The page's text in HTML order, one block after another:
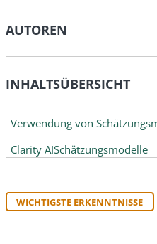
AUTOREN
INHALTSÜBERSICHT
Verwendung von
Clarity AISchätzungsmodelle
WICHTIGSTE ERKENNTNISSE